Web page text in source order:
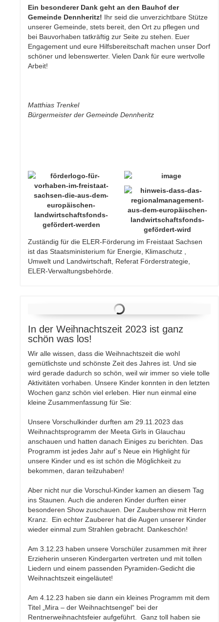
Ein besonderer Dank geht an den Bauhof der
Gemeinde Dennheritz! Ihr seid die unverzichtbare Stütze
unserer Gemeinde, stets bereit, den Ort zu pflegen und
bei Bauvorhaben tatkräftig zur Seite zu stehen. Euer
Engagement und eure Hilfsbereitschaft machen unser Dorf
schöner und lebenswerter. Vielen Dank für eure wertvolle
Arbeit!
Matthias Trenkel
Bürgermeister der Gemeinde Dennheritz
Zuständig für die ELER-Förderung im Freistaat Sachsen
ist das Staatsministerium für Energie, Klimaschutz ,
Umwelt und Landwirtschaft, Referat Förderstrategie,
ELER-Verwaltungsbehörde.
In der Weihnachtszeit 2023 ist ganz
schön was los!
Wir alle wissen, dass die Weihnachtszeit die wohl
gemütlichste und schönste Zeit des Jahres ist. Und sie
wird gerade dadurch so schön, weil wir immer so viele tolle
Aktivitäten vorhaben. Unsere Kinder konnten in den letzten
Wochen ganz schön viel erleben. Hier nun einmal eine
kleine Zusammenfassung für Sie:
Unsere Vorschulkinder durften am 29.11.2023 das
Weihnachtsprogramm der Meeta Girls in Glauchau
anschauen und hatten danach Einiges zu berichten. Das
Programm ist jedes Jahr auf`s Neue ein Highlight für
unsere Kinder und es ist schön die Möglichkeit zu
bekommen, daran teilzuhaben!
Aber nicht nur die Vorschul-Kinder kamen an diesem Tag
ins Staunen. Auch die anderen Kinder durften einer
besonderen Show zuschauen. Der Zaubershow mit Herrn
Kranz. Ein echter Zauberer hat die Augen unserer Kinder
wieder einmal zum Strahlen gebracht. Dankeschön!
Am 3.12.23 haben unsere Vorschüler zusammen mit ihrer
Erzieherin unseren Kindergarten vertreten und mit tollen
Liedern und einem passenden Pyramiden-Gedicht die
Weihnachtszeit eingeläutet!
Am 4.12.23 haben sie dann ein kleines Programm mit dem
Titel „Mira – der Weihnachtsengel“ bei der
Rentnerweihnachtsfeier aufgeführt. Ganz toll haben sie